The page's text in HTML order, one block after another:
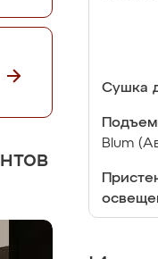
Сушка
Blum